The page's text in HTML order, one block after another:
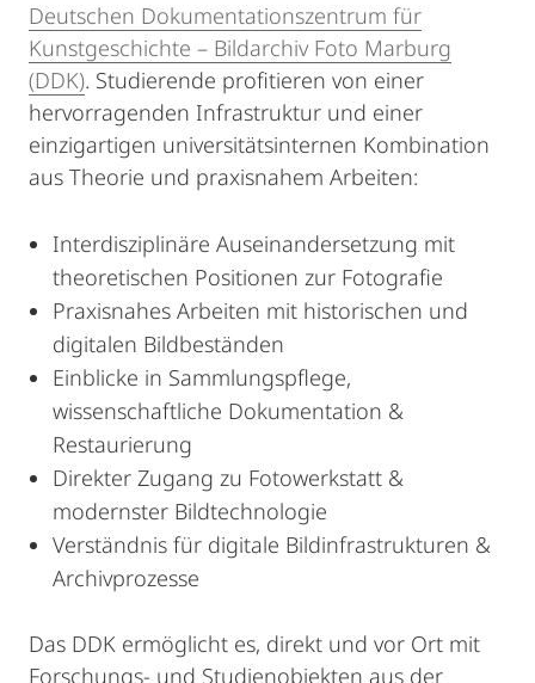
Deutschen Dokumentationszentrum für
Kunstgeschichte – Bildarchiv Foto Marburg
(DDK). Studierende profitieren von einer
hervorragenden Infrastruktur und einer
einzigartigen universitätsinternen Kombination
aus Theorie und praxisnahem Arbeiten:
Interdisziplinäre Auseinandersetzung mit
theoretischen Positionen zur Fotografie
Praxisnahes Arbeiten mit historischen und
digitalen Bildbeständen
Einblicke in Sammlungspflege,
wissenschaftliche Dokumentation &
Restaurierung
Direkter Zugang zu Fotowerkstatt &
modernster Bildtechnologie
Verständnis für digitale Bildinfrastrukturen &
Archivprozesse
Das DDK ermöglicht es, direkt und vor Ort mit
Forschungs- und Studienobjekten aus der